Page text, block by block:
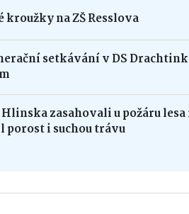
kroužky na ZŠ Resslova
setkávání v DS
zasahovali u požáru
porost i suchou trávu